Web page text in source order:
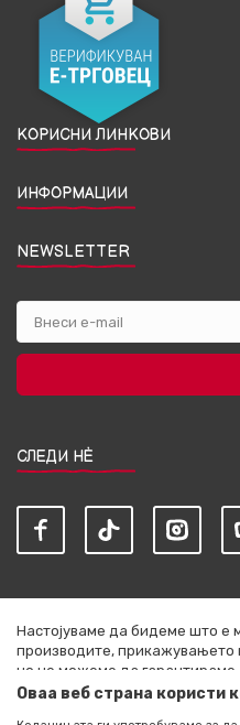
КОРИСНИ ЛИНКОВИ
ИНФОРМАЦИИ
NEWSLETTER
СЛЕДИ НЀ
Настојуваме да бидеме што е
производите, прикажувањето
но не можеме да гарантираме
комплетни и без грешки. Сите
Оваа веб страна користи